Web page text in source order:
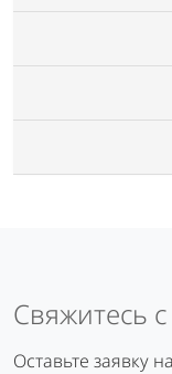
Свяжитесь
Оставьте заявку